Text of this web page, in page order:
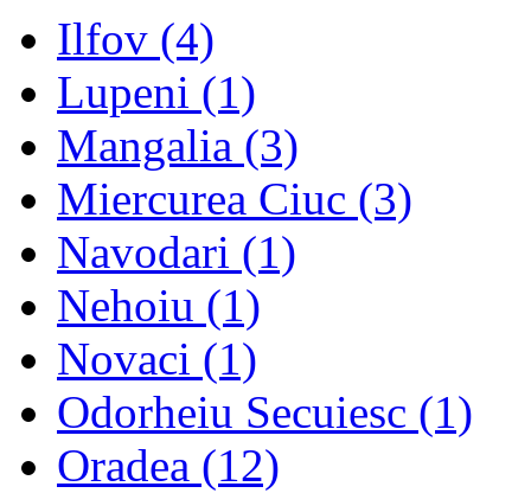
Ilfov (4)
Lupeni (1)
Mangalia (3)
Miercurea Ciuc (3)
Navodari (1)
Nehoiu (1)
Novaci (1)
Odorheiu Secuiesc (1)
Oradea (12)